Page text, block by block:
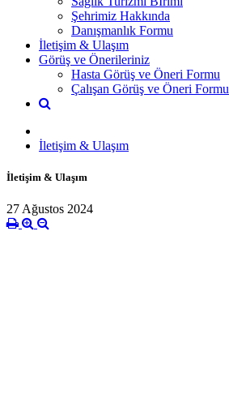
Şehrimiz Hakkında
Danışmanlık Formu
İletişim & Ulaşım
Görüş ve Önerileriniz
Hasta Görüş ve Öneri Formu
Çalışan Görüş ve Öneri Formu
İletişim & Ulaşım
İletişim & Ulaşım
27 Ağustos 2024